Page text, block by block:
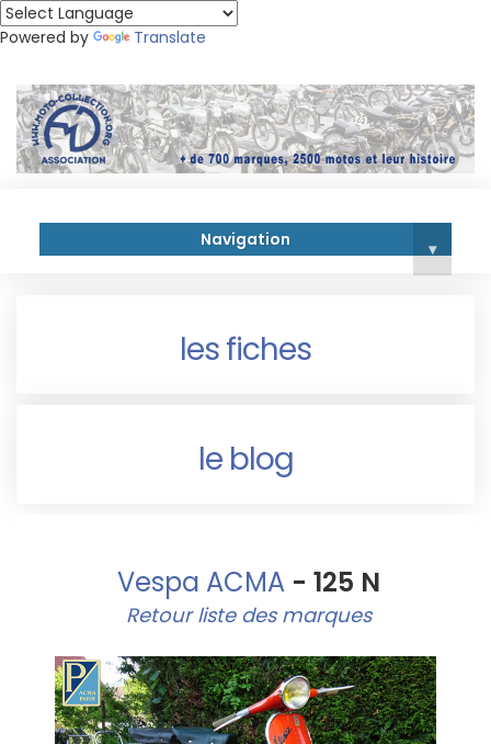
Powered by Translate
Navigation ▾
les fiches
le blog
Vespa ACMA - 125 N
Retour liste des marques